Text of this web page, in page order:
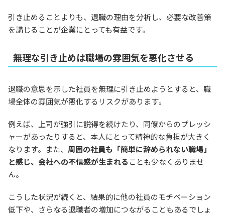
引き止めることよりも、退職の理由を分析し、必要な改善策
を講じることが企業にとっても有益です。
無理な引き止めは職場の雰囲気を悪化させる
退職の意思を示した社員を無理に引き止めようとすると、職
場全体の雰囲気が悪化するリスクがあります。
例えば、上司が強引に説得を続けたり、同僚からのプレッシ
ャーがあったりすると、本人にとって精神的な負担が大きく
なります。また、 周囲の社員も「簡単に辞められない職場」
と感じ、会社への不信感が生まれることも少なくありませ
ん。
こうした状況が続くと、結果的に他の社員のモチベーション
低下や、さらなる退職者の増加につながることもあるでしょ